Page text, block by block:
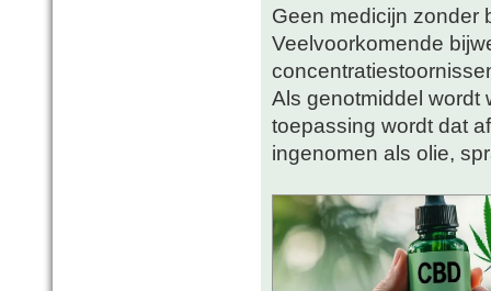
Geen medicijn zonder
Veelvoorkomende
Als genotmiddel wordt
toepassing wordt dat
ingenomen als olie,